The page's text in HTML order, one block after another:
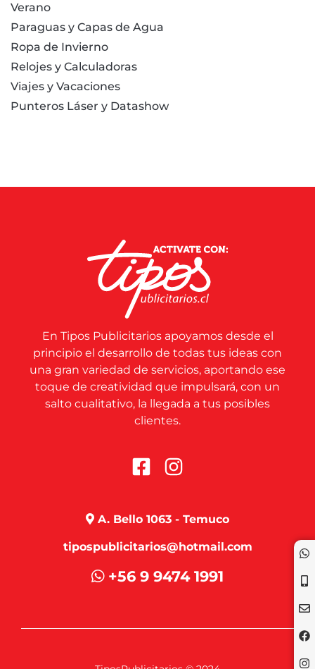
Verano
Paraguas y Capas de Agua
Ropa de Invierno
Relojes y Calculadoras
Viajes y Vacaciones
Punteros Láser y Datashow
En Tipos Publicitarios apoyamos desde el
principio el desarrollo de todas tus ideas con
una gran variedad de servicios, aportando ese
toque de creatividad que impulsará, con un
salto cualitativo, la llegada a tus posibles
clientes.
A. Bello 1063 - Temuco
tipospublicitarios@hotmail.com
+56 9 9474 1991